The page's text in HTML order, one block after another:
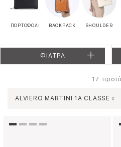
ΠΟΡΤΟΦΟΛΙ BACKPACK SHOULDER
ΦΙΛΤΡΑ
17
ALVIERO MARTINI 1A CLASSE x